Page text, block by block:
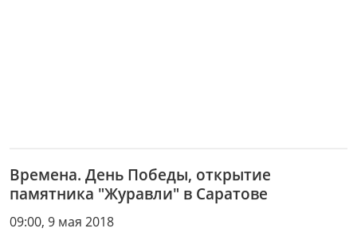
Времена. День Победы, открытие
памятника "Журавли" в Саратове
09:00, 9 мая 2018